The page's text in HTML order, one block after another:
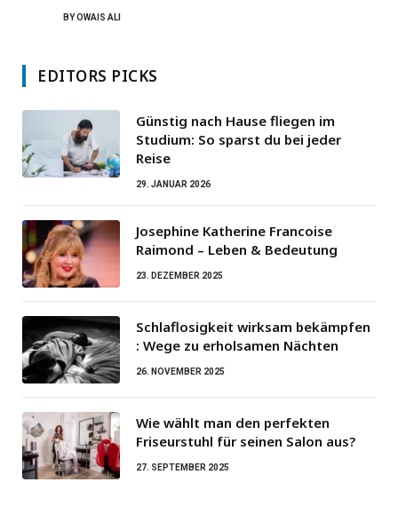
BYOWAIS ALI
EDITORS PICKS
Günstig nach Hause fliegen im
Studium: So sparst du bei jeder
Reise
29. JANUAR 2026
Josephine Katherine Francoise
Raimond – Leben & Bedeutung
23. DEZEMBER 2025
Schlaflosigkeit wirksam bekämpfen
: Wege zu erholsamen Nächten
26. NOVEMBER 2025
Wie wählt man den perfekten
Friseurstuhl für seinen Salon aus?
27. SEPTEMBER 2025